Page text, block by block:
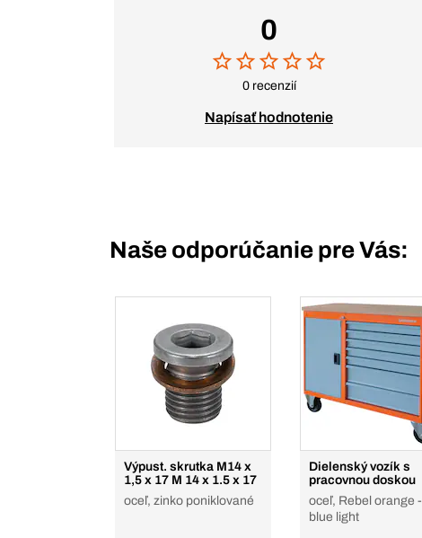
0
0 recenzií
Napísať hodnotenie
Naše odporúčanie pre Vás:
Výpust. skrutka M14 x
1,5 x 17 M 14 x 1.5 x 17
oceľ, zinko poniklované
Dielenský vozík s
pracovnou doskou
oceľ, Rebel orange -
blue light